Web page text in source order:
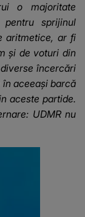
o majoritate
sprijinul
aritmetice, ar fi
și de voturi din
încercări
în aceeași barcă
aceste partide.
UDMR nu